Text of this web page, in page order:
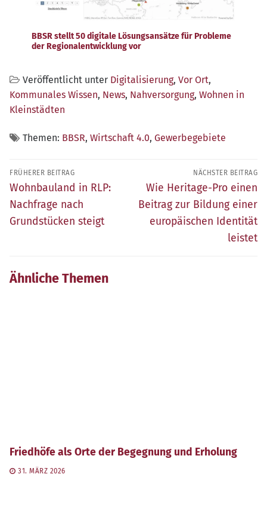
BBSR stellt 50 digitale Lösungsansätze für Probleme
der Regionalentwicklung vor
Veröffentlicht unter Digitalisierung, Vor Ort,
Kommunales Wissen, News, Nahversorgung, Wohnen in
Kleinstädten
Themen: BBSR, Wirtschaft 4.0, Gewerbegebiete
Beitragsnavigation
FRÜHERER BEITRAG
Früherer
Beitrag:
Wohnbauland in RLP:
Nachfrage nach
Grundstücken steigt
NÄCHSTER BEITRAG
Nächster
Beitrag:
Wie Heritage-Pro einen
Beitrag zur Bildung einer
europäischen Identität
leistet
Ähnliche Themen
Friedhöfe als Orte der Begegnung und Erholung
31. MÄRZ 2026